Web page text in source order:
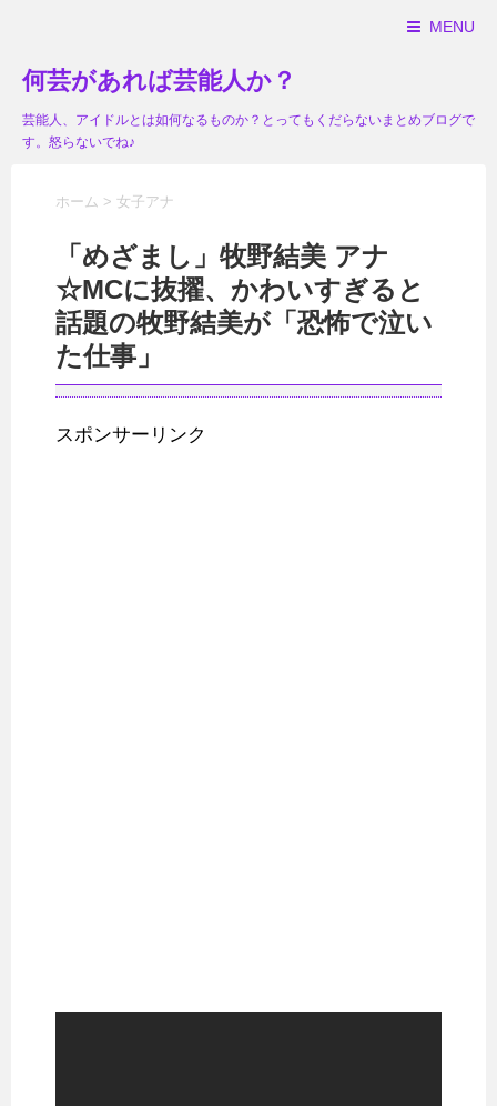
MENU
何芸があれば芸能人か？
芸能人、アイドルとは如何なるものか？とってもくだらないまとめブログで
す。怒らないでね♪
ホーム > 女子アナ
「めざまし」牧野結美 アナ
☆MCに抜擢、かわいすぎると
話題の牧野結美が「恐怖で泣い
た仕事」
スポンサーリンク